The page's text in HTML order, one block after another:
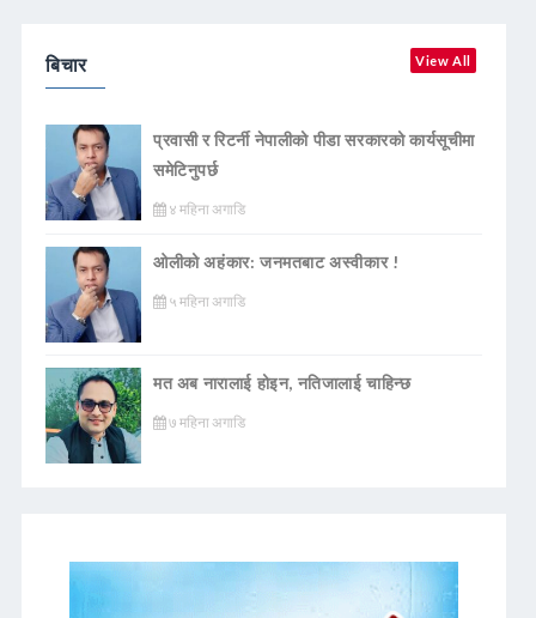
बिचार View All
प्रवासी र रिटर्नी नेपालीको पीडा सरकारको कार्यसूचीमा
समेटिनुपर्छ
४ महिना अगाडि
ओलीको अहंकार: जनमतबाट अस्वीकार !
५ महिना अगाडि
मत अब नारालाई होइन, नतिजालाई चाहिन्छ
७ महिना अगाडि